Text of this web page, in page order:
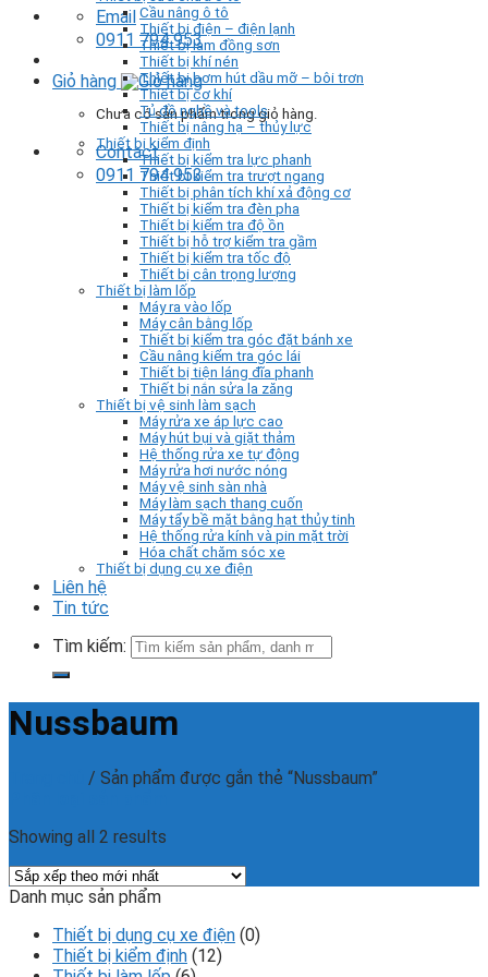
Email
0911 794 953
Giỏ hàng
Chưa có sản phẩm trong giỏ hàng.
Contact
0911 794 953
Cầu nâng ô tô
Thiết bị điện – điện lạnh
Thiết bị làm đồng sơn
Thiết bị khí nén
Thiết bị bơm hút dầu mỡ – bôi trơn
Thiết bị cơ khí
Tủ đồ nghề và tools
Thiết bị nâng hạ – thủy lực
Thiết bị kiểm định
Thiết bị kiểm tra lực phanh
Thiết bị kiểm tra trượt ngang
Thiết bị phân tích khí xả động cơ
Thiết bị kiểm tra đèn pha
Thiết bị kiểm tra độ ồn
Thiết bị hỗ trợ kiểm tra gầm
Thiết bị kiểm tra tốc độ
Thiết bị cân trọng lượng
Thiết bị làm lốp
Máy ra vào lốp
Máy cân bằng lốp
Thiết bị kiểm tra góc đặt bánh xe
Cầu nâng kiểm tra góc lái
Thiết bị tiện láng đĩa phanh
Thiết bị nắn sửa la zăng
Thiết bị vệ sinh làm sạch
Máy rửa xe áp lực cao
Máy hút bụi và giặt thảm
Hệ thống rửa xe tự động
Máy rửa hơi nước nóng
Máy vệ sinh sàn nhà
Máy làm sạch thang cuốn
Máy tẩy bề mặt bằng hạt thủy tinh
Hệ thống rửa kính và pin mặt trời
Hóa chất chăm sóc xe
Thiết bị dụng cụ xe điện
Liên hệ
Tin tức
Tìm kiếm:
Nussbaum
/ Sản phẩm được gắn thẻ “Nussbaum”
Showing all 2 results
Danh mục sản phẩm
Thiết bị dụng cụ xe điện (0)
Thiết bị kiểm định (12)